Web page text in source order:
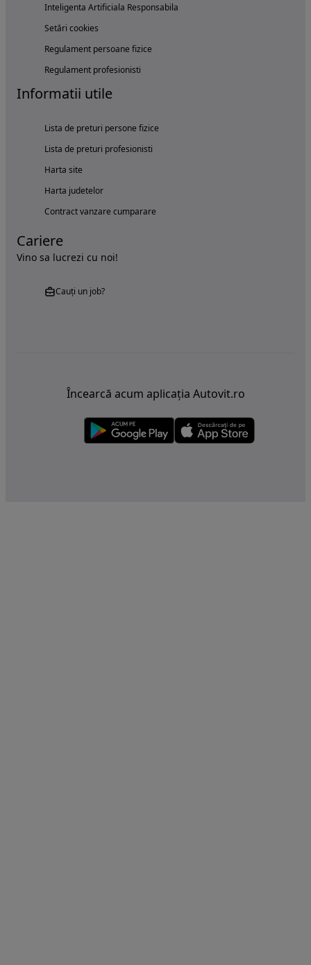
Inteligenta Artificiala Responsabila
Setări cookies
Regulament persoane fizice
Regulament profesionisti
Informatii utile
Lista de preturi persone fizice
Lista de preturi profesionisti
Harta site
Harta judetelor
Contract vanzare cumparare
Cariere
Vino sa lucrezi cu noi!
Cauți un job?
Încearcă acum aplicația Autovit.ro